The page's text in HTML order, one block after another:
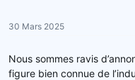
30 Mars 2025
Nous sommes ravis
figure bien connue de